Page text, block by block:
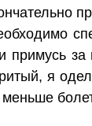
примусь
я
меньше